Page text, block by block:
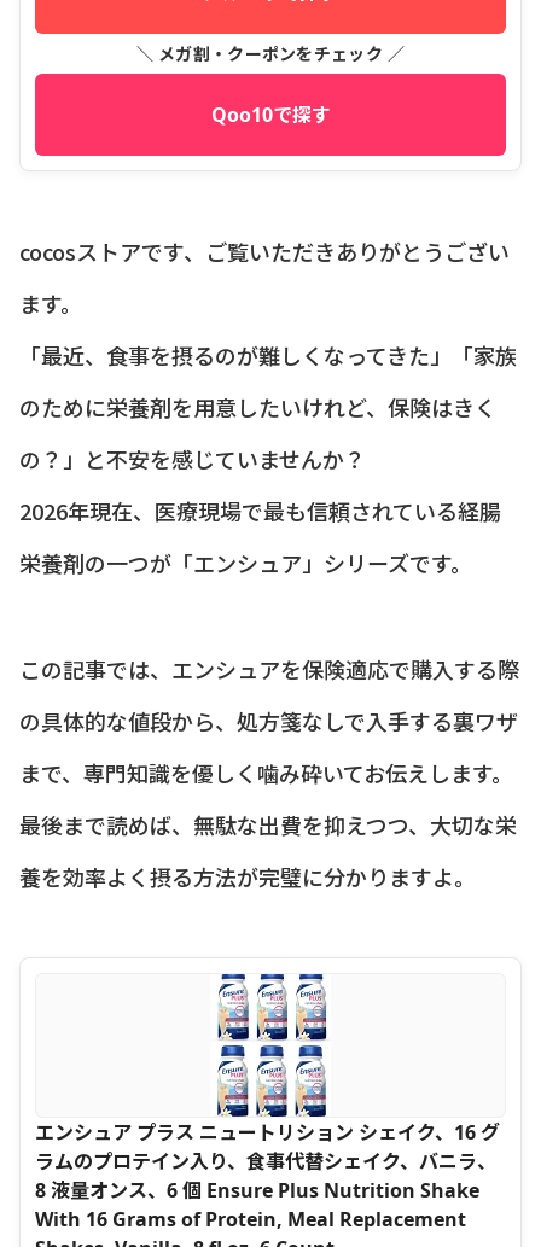
＼ メガ割・クーポンをチェック ／
Qoo10で探す
cocosストアです、ご覧いただきありがとうござい
ます。
「最近、食事を摂るのが難しくなってきた」「家族
のために栄養剤を用意したいけれど、保険はきく
の？」と不安を感じていませんか？
2026年現在、医療現場で最も信頼されている経腸
栄養剤の一つが「エンシュア」シリーズです。
この記事では、エンシュアを保険適応で購入する際
の具体的な値段から、処方箋なしで入手する裏ワザ
まで、専門知識を優しく噛み砕いてお伝えします。
最後まで読めば、無駄な出費を抑えつつ、大切な栄
養を効率よく摂る方法が完璧に分かりますよ。
エンシュア プラス ニュートリション シェイク、16 グ
ラムのプロテイン入り、食事代替シェイク、バニラ、
8 液量オンス、6 個 Ensure Plus Nutrition Shake
With 16 Grams of Protein, Meal Replacement